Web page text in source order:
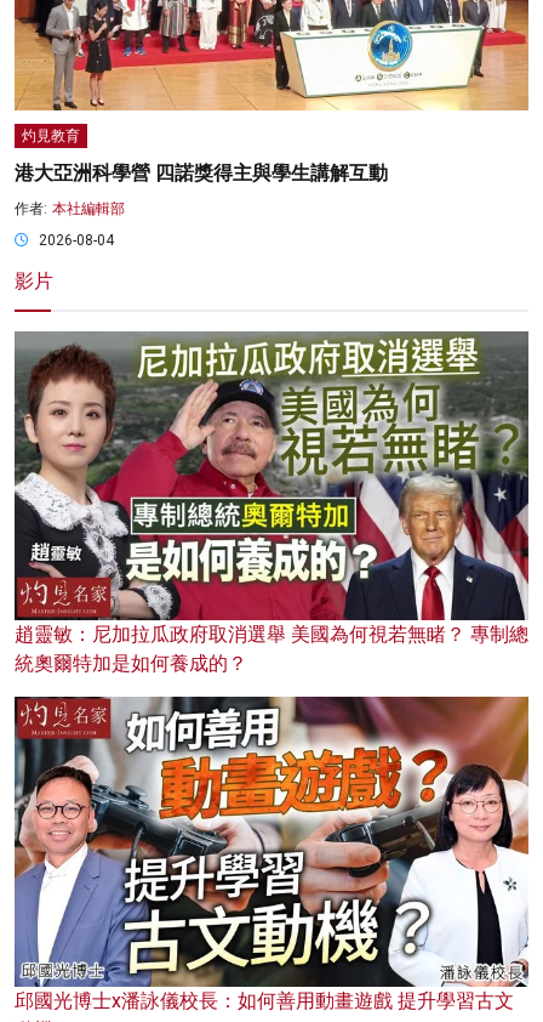
灼見教育
港大亞洲科學營 四諾獎得主與學生講解互動
作者: 本社編輯部
2026-08-04
影片
趙靈敏：尼加拉瓜政府取消選舉 美國為何視若無睹？ 專制總
統奧爾特加是如何養成的？
邱國光博士x潘詠儀校長：如何善用動畫遊戲 提升學習古文